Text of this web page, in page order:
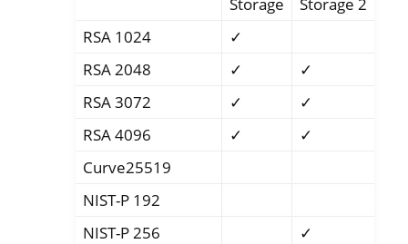
RSA 1024
✓
RSA 2048
✓
✓
RSA 3072
✓
✓
RSA 4096
✓
✓
Curve25519
NIST-P 192
NIST-P 256
✓